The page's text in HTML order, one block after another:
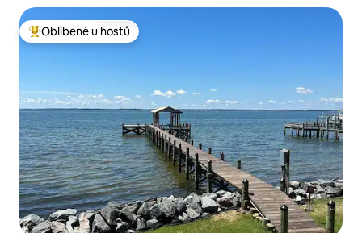
Nejlepší v kategorii Oblíbené u hostů
Oblíbené u hostů